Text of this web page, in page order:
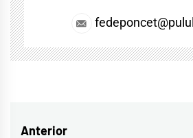
Anterior